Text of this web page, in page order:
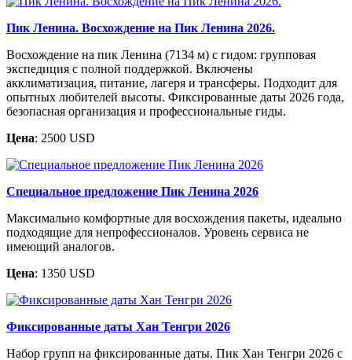
Пик Ленина. Восхождение на Пик Ленина 2026.
Восхождение на пик Ленина (7134 м) с гидом: групповая
экспедиция с полной поддержкой. Включены
акклиматизация, питание, лагеря и трансферы. Подходит для
опытных любителей высоты. Фиксированные даты 2026 года,
безопасная организация и профессиональные гиды.
Цена: 2500 USD
Специальное предложение Пик Ленина 2026
Максимально комфортные для восхождения пакеты, идеально
подходящие для непрофессионалов. Уровень сервиса не
имеющий аналогов.
Цена: 1350 USD
Фиксированные даты Хан Тенгри 2026
Набор групп на фиксированные даты. Пик Хан Тенгри 2026 с